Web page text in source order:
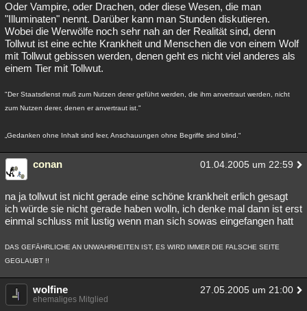
Oder Vampire, oder Drachen, oder diese Wesen, die man
"Illuminaten" nennt. Darüber kann man Stunden diskutieren.
Wobei die Werwölfe noch sehr nah an der Realität sind, denn
Tollwut ist eine echte Krankheit und Menschen die von einem Wolf
mit Tollwut gebissen werden, denen geht es nicht viel anderes als
einem Tier mit Tollwut.
"Der Staatsdienst muß zum Nutzen derer geführt werden, die ihm anvertraut werden, nicht
zum Nutzen derer, denen er anvertraut ist."
„Gedanken ohne Inhalt sind leer, Anschauungen ohne Begriffe sind blind.“
conan 01.04.2005 um 22:59
na ja tollwut ist nicht gerade eine schöne krankheit erlich gesagt
ich würde sie nicht gerade haben wolln, ich denke mal dann ist erst
einmal schluss mit lustig wenn man sich sowas eingefangen hatt
DAS GEFÄHRLICHE AN UNWAHRHEITEN IST, ES WIRD IMMER DIE FALSCHE SEITE
GEGLAUBT !!
wolfine 27.05.2005 um 21:00
ehemaliges Mitglied